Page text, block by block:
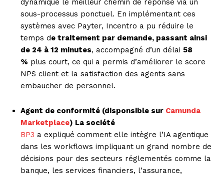
dynamique le meilleur chemin de réponse via un
sous-processus ponctuel. En implémentant ces
systèmes avec Payter, Incentro a pu réduire le
temps de traitement par demande, passant ainsi
de 24 à 12 minutes, accompagné d’un délai 58
% plus court, ce qui a permis d’améliorer le score
NPS client et la satisfaction des agents sans
embaucher de personnel.
Agent de conformité (disponsible sur Camunda
Marketplace) La société
BP3 a expliqué comment elle intègre l’IA agentique
dans les workflows impliquant un grand nombre de
décisions pour des secteurs réglementés comme la
banque, les services financiers, l’assurance,